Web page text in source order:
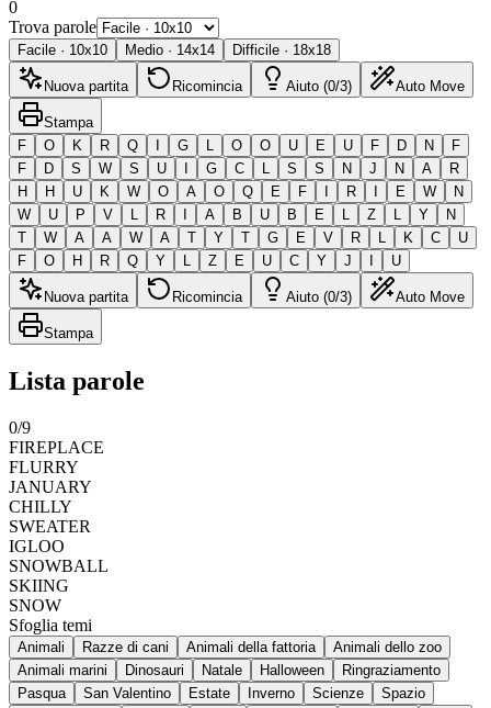
0
Trova parole
Facile · 10x10 Medio · 14x14 Difficile · 18x18
Nuova partita Ricomincia Aiuto (0/3) Auto Move
Stampa
F
O K R Q I G L O O U E U F D N
F
F
D S W S U I G C L S S N J N A
R
H
H U K W O A O Q E F I R I E W
N
W
U P V L R I A B U B E L Z L Y
N
T
W A A W A T Y T G E V R L K C
U
F
O H R Q Y L Z E U C Y J I U
Nuova partita Ricomincia Aiuto (0/3) Auto Move
Stampa
Lista parole
0/9
FIREPLACE
FLURRY
JANUARY
CHILLY
SWEATER
IGLOO
SNOWBALL
SKIING
SNOW
Sfoglia temi
Animali Razze di cani Animali della fattoria
Animali dello zoo
Animali marini
Dinosauri Natale Halloween
Ringraziamento
Pasqua
San Valentino Estate Inverno Scienze
Spazio